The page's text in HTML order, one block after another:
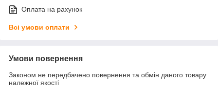
Оплата на рахунок
Всі умови оплати
Умови повернення
Законом не передбачено повернення та обмін даного товару
належної якості